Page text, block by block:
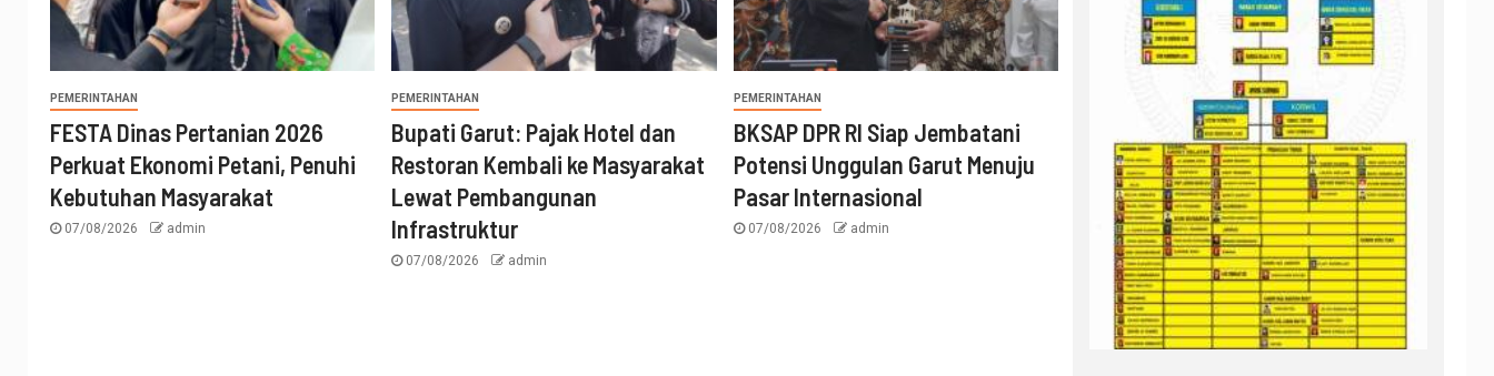
PEMERINTAHAN
FESTA Dinas Pertanian 2026
Perkuat Ekonomi Petani, Penuhi
Kebutuhan Masyarakat
07/08/2026 admin
PEMERINTAHAN
Bupati Garut: Pajak Hotel dan
Restoran Kembali ke Masyarakat
Lewat Pembangunan
Infrastruktur
07/08/2026 admin
PEMERINTAHAN
BKSAP DPR RI Siap Jembatani
Potensi Unggulan Garut Menuju
Pasar Internasional
07/08/2026 admin